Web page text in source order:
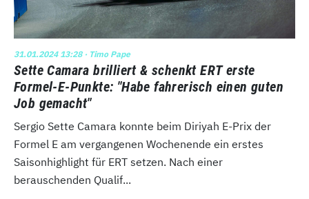
31.01.2024 13:28· Timo Pape
Sette Camara brilliert & schenkt ERT erste
Formel-E-Punkte: "Habe fahrerisch einen guten
Job gemacht"
Sergio Sette Camara konnte beim Diriyah E-Prix der
Formel E am vergangenen Wochenende ein erstes
Saisonhighlight für ERT setzen. Nach einer
berauschenden Qualif...